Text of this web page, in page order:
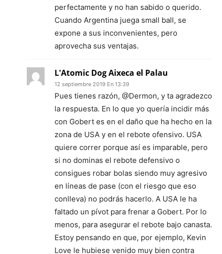
perfectamente y no han sabido o querido.
Cuando Argentina juega small ball, se
expone a sus inconvenientes, pero
aprovecha sus ventajas.
L'Atomic Dog Aixeca el Palau
12 septiembre 2019 En 13:39
Pues tienes razón, @Dermon, y ta agradezco
la respuesta. En lo que yo quería incidir más
con Gobert es en el daño que ha hecho en la
zona de USA y en el rebote ofensivo. USA
quiere correr porque así es imparable, pero
si no dominas el rebote defensivo o
consigues robar bolas siendo muy agresivo
en líneas de pase (con el riesgo que eso
conlleva) no podrás hacerlo. A USA le ha
faltado un pívot para frenar a Gobert. Por lo
menos, para asegurar el rebote bajo canasta.
Estoy pensando en que, por ejemplo, Kevin
Love le hubiese venido muy bien contra